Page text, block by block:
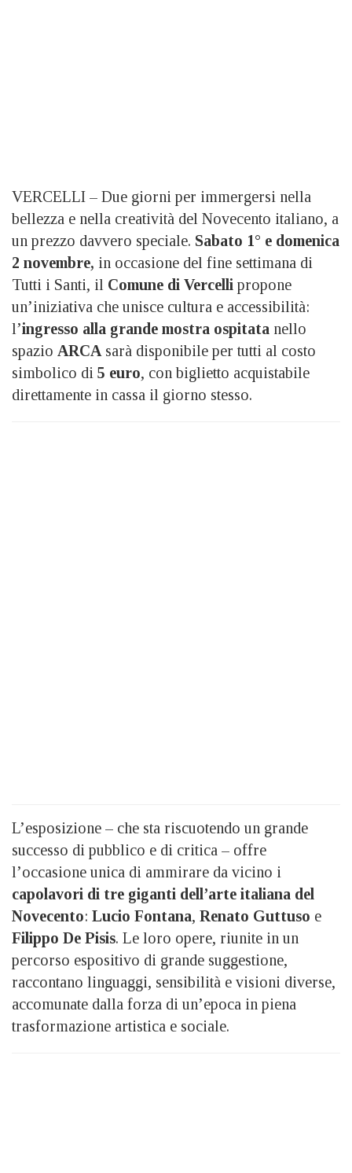
VERCELLI – Due giorni per immergersi nella
bellezza e nella creatività del Novecento italiano, a
un prezzo davvero speciale. Sabato 1° e domenica
2 novembre, in occasione del fine settimana di
Tutti i Santi, il Comune di Vercelli propone
un’iniziativa che unisce cultura e accessibilità:
l’ingresso alla grande mostra ospitata nello
spazio ARCA sarà disponibile per tutti al costo
simbolico di 5 euro, con biglietto acquistabile
direttamente in cassa il giorno stesso.
L’esposizione – che sta riscuotendo un grande
successo di pubblico e di critica – offre
l’occasione unica di ammirare da vicino i
capolavori di tre giganti dell’arte italiana del
Novecento: Lucio Fontana, Renato Guttuso e
Filippo De Pisis. Le loro opere, riunite in un
percorso espositivo di grande suggestione,
raccontano linguaggi, sensibilità e visioni diverse,
accomunate dalla forza di un’epoca in piena
trasformazione artistica e sociale.